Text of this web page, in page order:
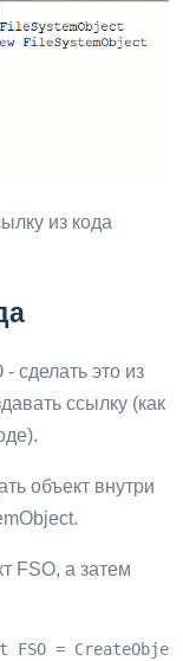
из кода
сделать это из
ссылку (как
объект внутри
FSO, а затем
FSO =